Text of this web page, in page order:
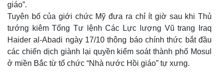
giáo”.
Tuyên bố của giới chức Mỹ đưa ra chỉ ít giờ sau khi Thủ
tướng kiêm Tổng Tư lệnh Các Lực lượng Vũ trang Iraq
Haider al-Abadi ngày 17/10 thông báo chính thức bắt đầu
các chiến dịch giành lại quyền kiểm soát thành phố Mosul
ở miền Bắc từ tổ chức “Nhà nước Hồi giáo” tự xưng.